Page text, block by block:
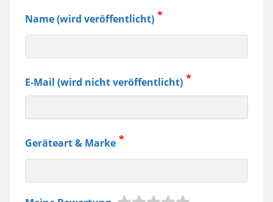
Name (wird veröffentlicht)
E-Mail (wird nicht veröffentlicht)
Geräteart & Marke